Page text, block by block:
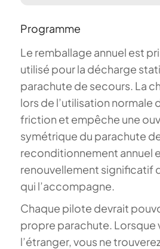
Programme
Le remballage annuel est
utilisé pour la décharge
parachute de secours. La
lors de l’utilisation normale
friction et empêche une
symétrique du parachute
reconditionnement annuel
renouvellement significatif
qui l’accompagne.
Chaque pilote devrait
propre parachute. Lorsque
l’étranger, vous ne